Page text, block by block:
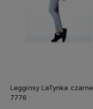
Legginsy LaTynka czarne
7776